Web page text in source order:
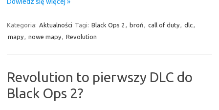
Kategoria: Aktualności Tagi: Black Ops 2 broń call of duty dlc
mapy
nowe mapy Revolution
Revolution to pierwszy DLC do
Black Ops 2?